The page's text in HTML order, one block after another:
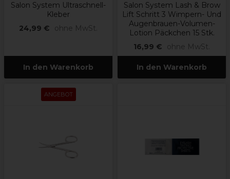
Salon System Ultraschnell-
Kleber
24,99 €
ohne MwSt.
In den Warenkorb
Salon System Lash & Brow
Lift Schritt 3 Wimpern- Und
Augenbrauen-Volumen-
Lotion Päckchen 15 Stk.
16,99 €
ohne MwSt.
In den Warenkorb
ANGEBOT